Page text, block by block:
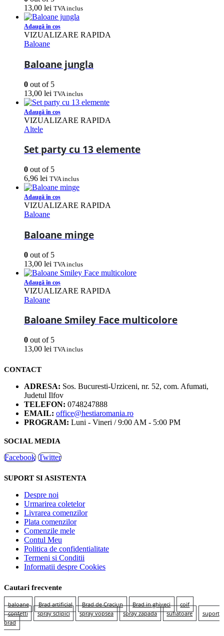
13,00 lei TVA inclus
Adaugă în coș
VIZUALIZARE RAPIDA
Baloane
Baloane jungla
0 out of 5
13,00 lei TVA inclus
Adaugă în coș
VIZUALIZARE RAPIDA
Altele
Set party cu 13 elemente
0 out of 5
6,96 lei TVA inclus
Adaugă în coș
VIZUALIZARE RAPIDA
Baloane
Baloane minge
0 out of 5
13,00 lei TVA inclus
Adaugă în coș
VIZUALIZARE RAPIDA
Baloane
Baloane Smiley Face multicolore
0 out of 5
13,00 lei TVA inclus
CONTACT
ADRESA: Sos. Bucuresti-Urziceni, nr. 52, com. Afumati,
Judetul Ilfov
TELEFON: 0748247888
EMAIL: office@hestiaromania.ro
PROGRAM: Luni - Vineri / 9:00 AM - 5:00 PM
SOCIAL MEDIA
Facebook Twitter
SUPORT SI ASISTENTA
Despre noi
Urmarirea coletelor
Livrarea comenzilor
Plata comenzilor
Comenzile mele
Contul Meu
Politica de confidentialitate
Termeni si Conditii
Informatii despre Cookies
Cautari frecvente
baloane Brad artificial Brad de Craciun Brad in ghiveci
coif
confetti
spray sclipici spray vopsea spray zapada suflatoare
suport
brad